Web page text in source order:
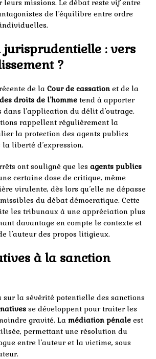
leurs missions. Le débat reste vif entre
de l’équilibre entre ordre
jurisprudentielle : vers
?
de la Cour de cassation et de la
droits de l’homme tend à apporter
dans l’application du délit d’outrage.
rappellent régulièrement la
la protection des agents publics
liberté d’expression.
ont souligné que les agents publics
certaine dose de critique, même
virulente, dès lors qu’elle ne dépasse
du débat démocratique. Cette
les tribunaux à une appréciation plus
davantage en compte le contexte et
l’auteur des propos litigieux.
à la sanction
sur la sévérité potentielle des sanctions
se développent pour traiter les
gravité. La médiation pénale est
permettant une résolution du
entre l’auteur et la victime, sous